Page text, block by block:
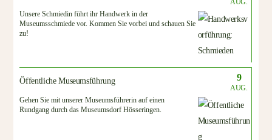
AUG.
Unsere Schmiedin führt ihr Handwerk in der
Museumsschmiede vor. Kommen Sie vorbei und schauen Sie
zu!
Öffentliche Museumsführung 9
AUG.
Gehen Sie mit unserer Museumsführerin auf einen
Rundgang durch das Museumsdorf Hösseringen.